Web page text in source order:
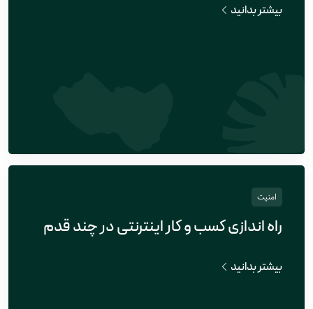
بیشتر بدانید
امنیت
راه اندازی کسب و کار اینترنتی در چند قدم
بیشتر بدانید